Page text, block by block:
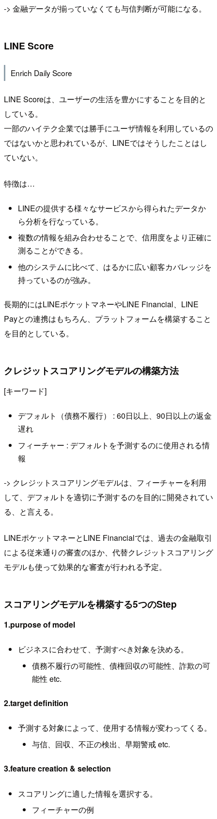
-> 金融データが揃っていなくても与信判断が可能になる。
LINE Score
Enrich Daily Score
LINE Scoreは、ユーザーの生活を豊かにすることを目的と
している。
一部のハイテク企業では勝手にユーザ情報を利用しているの
ではないかと思われているが、LINEではそうしたことはし
ていない。
特徴は…
LINEの提供する様々なサービスから得られたデータか
ら分析を行なっている。
複数の情報を組み合わせることで、信用度をより正確に
測ることができる。
他のシステムに比べて、はるかに広い顧客カバレッジを
持っているのが強み。
長期的にはLINEポケットマネーやLINE Financial、LINE
Payとの連携はもちろん、プラットフォームを構築すること
を目的としている。
クレジットスコアリングモデルの構築方法
[キーワード]
デフォルト（債務不履行） : 60日以上、90日以上の返金
遅れ
フィーチャー : デフォルトを予測するのに使用される情
報
-> クレジットスコアリングモデルは、フィーチャーを利用
して、デフォルトを適切に予測するのを目的に開発されてい
る、と言える。
LINEポケットマネーとLINE Financialでは、過去の金融取引
による従来通りの審査のほか、代替クレジットスコアリング
モデルも使って効果的な審査が行われる予定。
スコアリングモデルを構築する5つのStep
1.purpose of model
ビジネスに合わせて、予測すべき対象を決める。
債務不履行の可能性、債権回収の可能性、詐欺の可
能性 etc.
2.target definition
予測する対象によって、使用する情報が変わってくる。
与信、回収、不正の検出、早期警戒 etc.
3.feature creation & selection
スコアリングに適した情報を選択する。
フィーチャーの例